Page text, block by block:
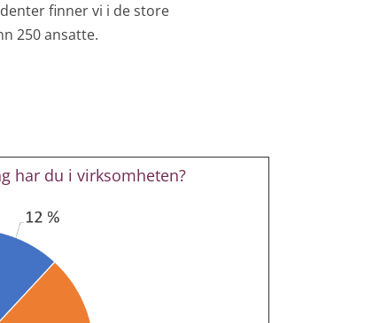
finner vi i de store
250 ansatte.
har du i virksomheten?